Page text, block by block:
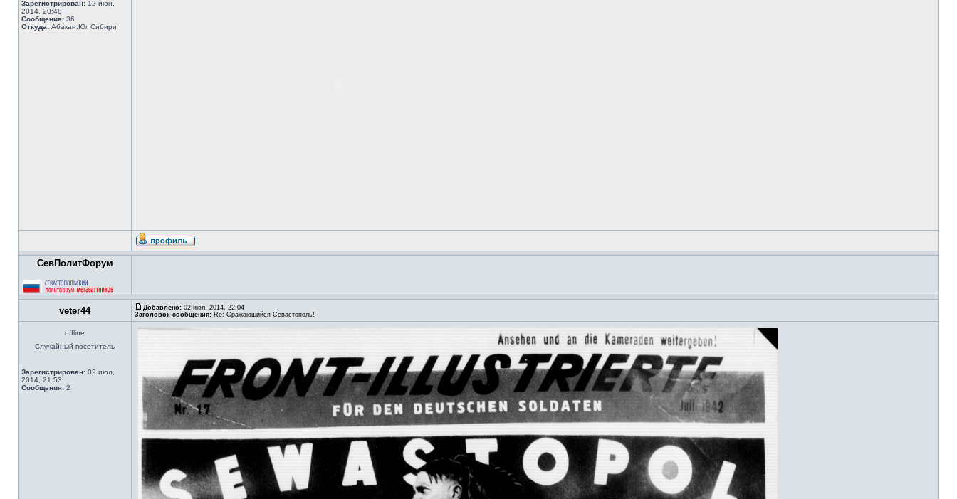
Зарегистрирован: 12 июн,
2014, 20:48
Сообщения: 36
Откуда: Абакан.Юг Сибири
СевПолитФорум
veter44 Добавлено: 02 июл, 2014, 22:04
Заголовок сообщения: Re: Сражающийся Севастополь!
offline
Случайный посетитель
Зарегистрирован: 02 июл,
2014, 21:53
Сообщения: 2